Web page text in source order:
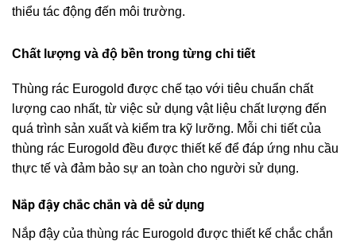
thiểu tác động đến môi trường.
Chất lượng và độ bền trong từng chi tiết
Thùng rác Eurogold được chế tạo với tiêu chuẩn chất
lượng cao nhất, từ việc sử dụng vật liệu chất lượng đến
quá trình sản xuất và kiểm tra kỹ lưỡng. Mỗi chi tiết của
thùng rác Eurogold đều được thiết kế để đáp ứng nhu cầu
thực tế và đảm bảo sự an toàn cho người sử dụng.
Nắp đậy chắc chắn và dễ sử dụng
Nắp đậy của thùng rác Eurogold được thiết kế chắc chắn